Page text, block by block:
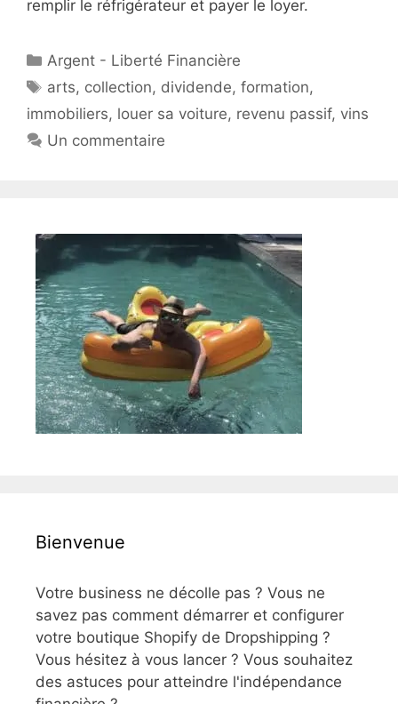
remplir le réfrigérateur et payer le loyer.
Catégories
Argent - Liberté Financière
Étiquettes
arts, collection, dividende,formation,
immobiliers, louer sa voiture, revenu passif, vins
Un commentaire
Bienvenue
Votre business ne décolle pas ? Vous ne
savez pas comment démarrer et configurer
votre boutique Shopify de Dropshipping ?
Vous hésitez à vous lancer ? Vous souhaitez
des astuces pour atteindre l'indépendance